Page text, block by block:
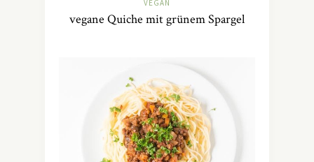
VEGAN
vegane Quiche mit grünem Spargel